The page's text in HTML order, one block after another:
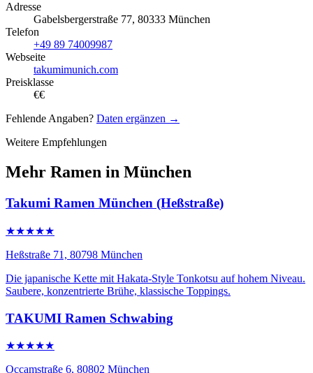
Adresse
Gabelsbergerstraße 77, 80333 München
Telefon
+49 89 74009987
Webseite
takumimunich.com
Preisklasse
€€
Fehlende Angaben? Daten ergänzen →
Weitere Empfehlungen
Mehr Ramen in München
Takumi Ramen München (Heßstraße)
★★★★★
Heßstraße 71, 80798 München
Die japanische Kette mit Hakata-Style Tonkotsu auf hohem Niveau.
Saubere, konzentrierte Brühe, klassische Toppings.
TAKUMI Ramen Schwabing
★★★★★
Occamstraße 6, 80802 München